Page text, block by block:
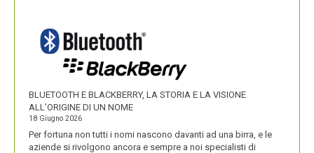
NOMI
DEI
SUOI
PRODOTTI
BLUETOOTH E BLACKBERRY, LA STORIA E LA VISIONE
ALL’ORIGINE DI UN NOME
18 Giugno 2026
Per fortuna non tutti i nomi nascono davanti ad una birra, e le
aziende si rivolgono ancora e sempre a noi specialisti di